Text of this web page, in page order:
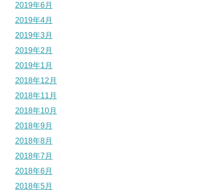
2019年6月
2019年4月
2019年3月
2019年2月
2019年1月
2018年12月
2018年11月
2018年10月
2018年9月
2018年8月
2018年7月
2018年6月
2018年5月